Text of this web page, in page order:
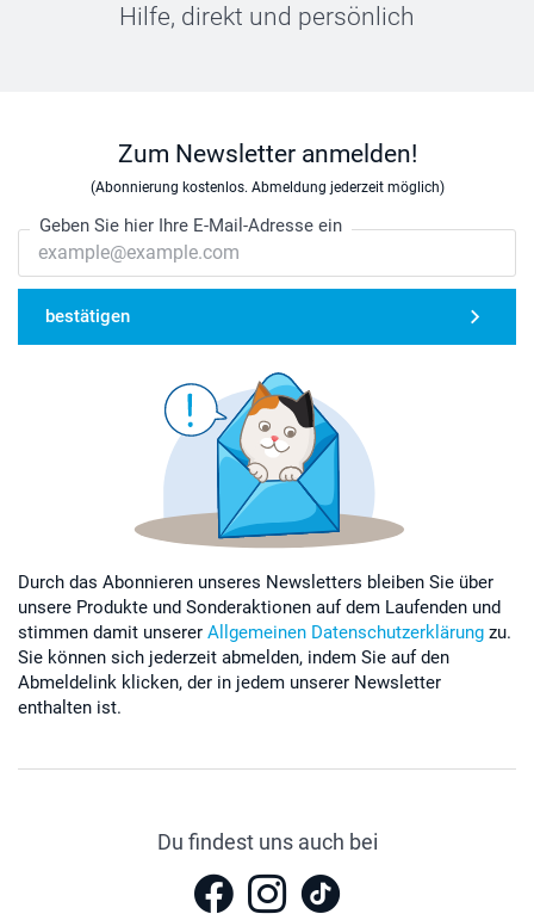
Hilfe, direkt und persönlich
Zum Newsletter anmelden!
(Abonnierung kostenlos. Abmeldung jederzeit möglich)
Geben Sie hier Ihre E-Mail-Adresse ein
bestätigen
Durch das Abonnieren unseres Newsletters bleiben Sie über
unsere Produkte und Sonderaktionen auf dem Laufenden und
stimmen damit unserer Allgemeinen Datenschutzerklärung zu.
Sie können sich jederzeit abmelden, indem Sie auf den
Abmeldelink klicken, der in jedem unserer Newsletter
enthalten ist.
Du findest uns auch bei